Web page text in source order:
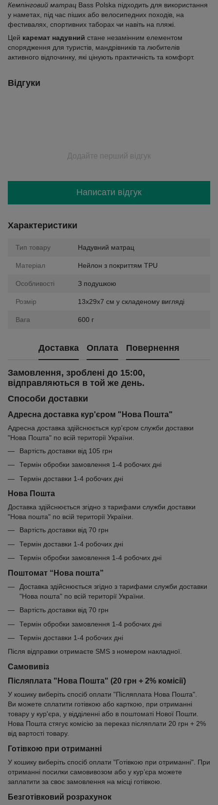
Кемпінговий матрац Bass Polska підходить для використання
у наметах, під час піших або велосипедних походів, на
фестивалях, спортивних таборах чи навіть на пляжі.
Цей каремат надувний стане незамінним елементом
спорядження для туристів, мандрівників та любителів
активного відпочинку, які цінують практичність та комфорт.
Відгуки
Додайте перший відгук
Написати відгук
Характеристики
Тип товару Надувний матрац
Матеріал Нейлон з покриттям TPU
Особливості З подушкою
Розмір 13х29х7 см у складеному вигляді
Вага 600 г
Доставка Оплата Повернення
Замовлення, зроблені до 15:00,
відправляються в той же день.
Способи доставки
Адресна доставка кур'єром "Нова Пошта"
Адресна доставка здійснюється кур'єром служби доставки
"Нова Пошта" по всій території України.
Вартість доставки від 105 грн
Термін обробки замовлення 1-4 робочих дні
Термін доставки 1-4 робочих дні
Нова Пошта
Доставка здійснюється згідно з тарифами служби доставки
"Нова пошта" по всій території України.
Вартість доставки від 70 грн
Термін доставки 1-4 робочих дні
Термін обробки замовлення 1-4 робочих дні
Поштомат “Нова пошта”
Доставка здійснюється згідно з тарифами служби доставки
"Нова пошта" по всій території України.
Вартість доставки від 70 грн
Термін обробки замовлення 1-4 робочих дні
Термін доставки 1-4 робочих дні
Після відправки отримаєте SMS з номером накладної.
Самовивіз
Післяплата "Нова Пошта" (20 грн + 2% комісії)
У кошику виберіть спосіб оплати "Післяплата Нова Пошта".
Ви можете сплатити готівкою або карткою, при отриманні
товару у кур'єра, у відділенні або в поштоматі Нової Пошти.
Нова Пошта стягує комісію за переказ післяплати 20 грн + 2%
від вартості товару.
Готівкою при отриманні
У кошику виберіть спосіб оплати "Готівкою при отриманні". При
отриманні посилки самовивозом або у кур’єра можете
заплатити за своє замовлення на місці готівкою.
Безготівковий розрахунок